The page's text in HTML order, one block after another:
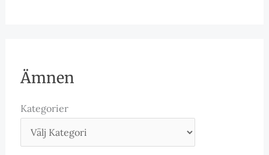
Ämnen
Kategorier